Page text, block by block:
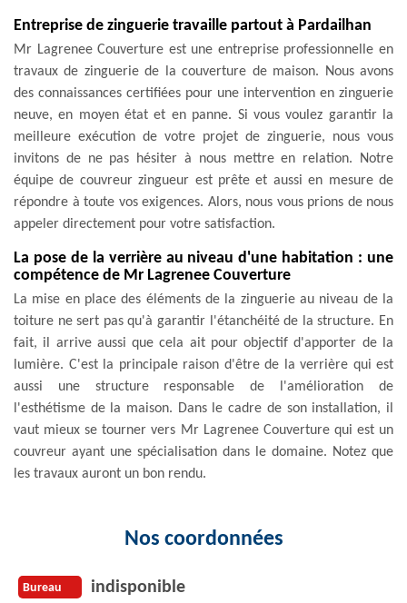
Entreprise de zinguerie travaille partout à Pardailhan
Mr Lagrenee Couverture est une entreprise professionnelle en
travaux de zinguerie de la couverture de maison. Nous avons
des connaissances certifiées pour une intervention en zinguerie
neuve, en moyen état et en panne. Si vous voulez garantir la
meilleure exécution de votre projet de zinguerie, nous vous
invitons de ne pas hésiter à nous mettre en relation. Notre
équipe de couvreur zingueur est prête et aussi en mesure de
répondre à toute vos exigences. Alors, nous vous prions de nous
appeler directement pour votre satisfaction.
La pose de la verrière au niveau d'une habitation : une
compétence de Mr Lagrenee Couverture
La mise en place des éléments de la zinguerie au niveau de la
toiture ne sert pas qu'à garantir l'étanchéité de la structure. En
fait, il arrive aussi que cela ait pour objectif d'apporter de la
lumière. C'est la principale raison d'être de la verrière qui est
aussi une structure responsable de l'amélioration de
l'esthétisme de la maison. Dans le cadre de son installation, il
vaut mieux se tourner vers Mr Lagrenee Couverture qui est un
couvreur ayant une spécialisation dans le domaine. Notez que
les travaux auront un bon rendu.
Nos coordonnées
Bureau indisponible